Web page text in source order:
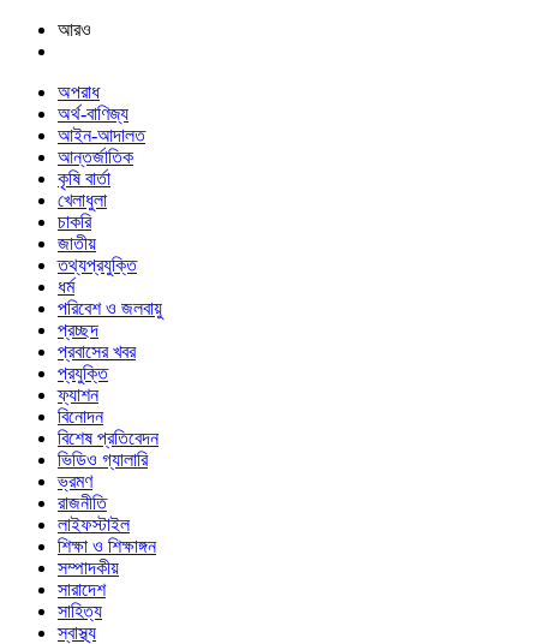
আরও
অপরাধ
অর্থ-বাণিজ্য
আইন-আদালত
আন্তর্জাতিক
কৃষি বার্তা
খেলাধুলা
চাকরি
জাতীয়
তথ্যপ্রযুক্তি
ধর্ম
পরিবেশ ও জলবায়ু
প্রচ্ছদ
প্রবাসের খবর
প্রযুক্তি
ফ্যাশন
বিনোদন
বিশেষ প্রতিবেদন
ভিডিও গ্যালারি
ভ্রমণ
রাজনীতি
লাইফস্টাইল
শিক্ষা ও শিক্ষাঙ্গন
সম্পাদকীয়
সারাদেশ
সাহিত্য
স্বাস্থ্য